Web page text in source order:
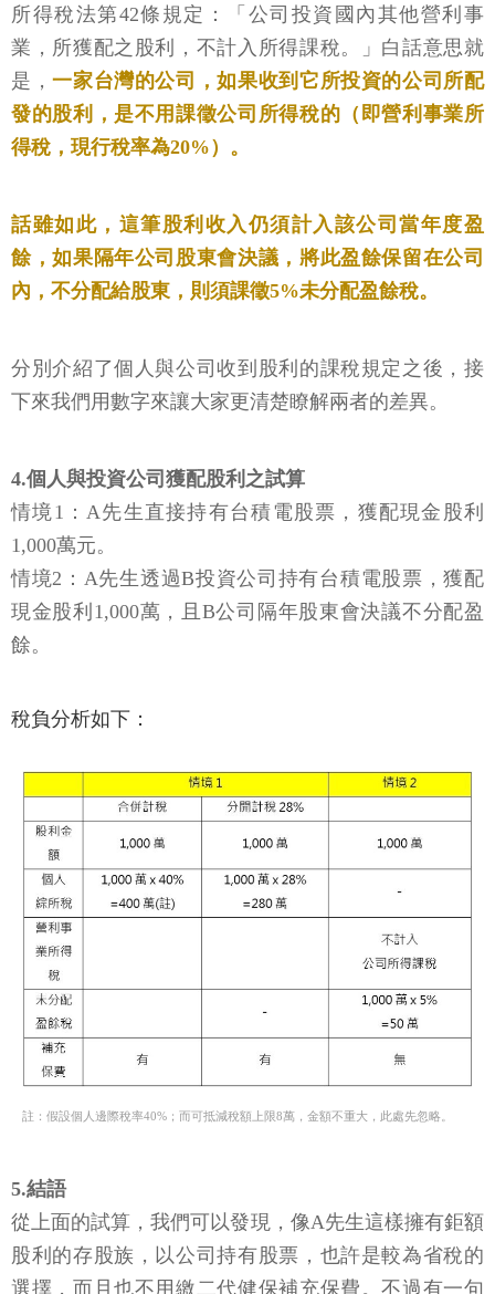
所得稅法第42條規定：「公司投資國內其他營利事
業，所獲配之股利，不計入所得課稅。」白話意思就
是，一家台灣的公司，如果收到它所投資的公司所配
發的股利，是不用課徵公司所得稅的（即營利事業所
得稅，現行稅率為20%）。
話雖如此，這筆股利收入仍須計入該公司當年度盈
餘，如果隔年公司股東會決議，將此盈餘保留在公司
內，不分配給股東，則須課徵5%未分配盈餘稅。
分別介紹了個人與公司收到股利的課稅規定之後，接
下來我們用數字來讓大家更清楚瞭解兩者的差異。
4.個人與投資公司獲配股利之試算
情境1：A先生直接持有台積電股票，獲配現金股利
1,000萬元。
情境2：A先生透過B投資公司持有台積電股票，獲配
現金股利1,000萬，且B公司隔年股東會決議不分配盈
餘。
稅負分析如下：
註：假設個人邊際稅率40%；而可抵減稅額上限8萬，金額不重大，此處先忽略。
5.結語
從上面的試算，我們可以發現，像A先生這樣擁有鉅額
股利的存股族，以公司持有股票，也許是較為省稅的
選擇，而且也不用繳二代健保補充保費。不過有一句